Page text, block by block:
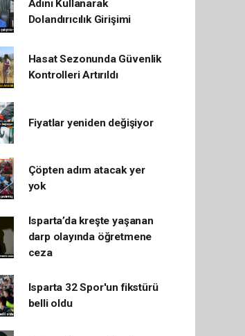
Adını Kullanarak
Dolandırıcılık Girişimi
Hasat Sezonunda Güvenlik
Kontrolleri Artırıldı
Fiyatlar yeniden değişiyor
Çöpten adım atacak yer
yok
Isparta’da kreşte yaşanan
darp olayında öğretmene
ceza
Isparta 32 Spor'un fikstürü
belli oldu